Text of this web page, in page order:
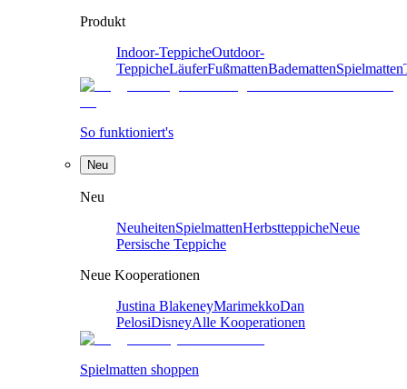
Produkt
Indoor-TeppicheOutdoor-
TeppicheLäuferFußmattenBademattenSpielmatten
So funktioniert's
Neu
Neu
NeuheitenSpielmattenHerbstteppicheNeue
Persische Teppiche
Neue Kooperationen
Justina BlakeneyMarimekkoDan
PelosiDisneyAlle Kooperationen
Spielmatten shoppen